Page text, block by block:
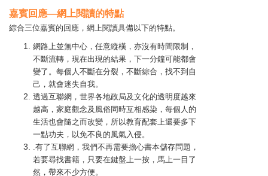
嘉賓回應—網上閱讀的特點
綜合三位嘉賓的回應，網上閱讀具備以下的特點。
網路上並無中心，任意縱橫，亦沒有時間限制，
不斷流轉，現在出現的結果，下一分鐘可能都會
變了。每個人不斷在分裂，不斷綜合，找不到自
己，就會迷失自我。
透過互聯網，世界各地政局及文化的透明度越來
越高，家庭觀念及風俗同時互相感染，每個人的
生活也會隨之而改變，所以教育配套上還要多下
一點功夫，以免不良的風氣入侵。
.有了互聯網，我們不再需要擔心書本儲存問題，
若要尋找書籍，只要在鍵盤上一按，馬上一目了
然，帶來不少方便。